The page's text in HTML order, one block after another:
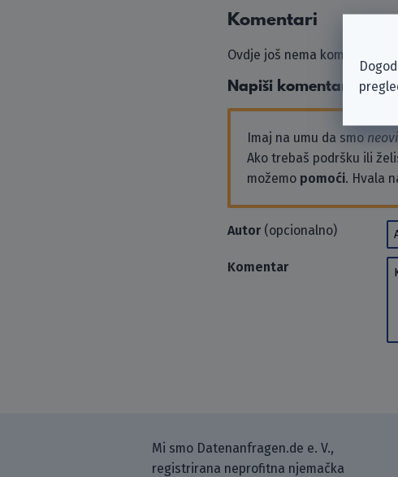
Komentari
Ovdje još nema komentara.
Napiši komentar
Imaj na umu da smo
Ako trebaš podršku ili
možemo pomoći. Hvala
Autor(opcionalno)
Komentar
Mi smo Datenanfragen.de e. V.,
registrirana neprofitna njemačka